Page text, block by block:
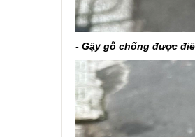
- Gậy gỗ chống được